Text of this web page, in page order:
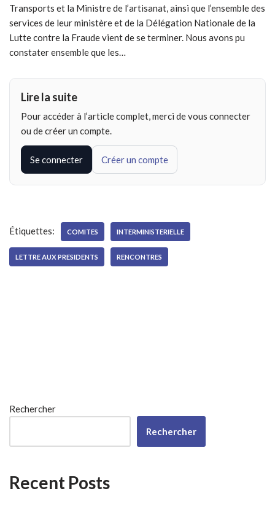
Transports et la Ministre de l’artisanat, ainsi que l’ensemble des
services de leur ministère et de la Délégation Nationale de la
Lutte contre la Fraude vient de se terminer. Nous avons pu
constater ensemble que les…
Lire la suite
Pour accéder à l’article complet, merci de vous connecter
ou de créer un compte.
Se connecter Créer un compte
Étiquettes: COMITES INTERMINISTERIELLE
LETTRE AUX PRESIDENTS RENCONTRES
Rechercher
Rechercher
Recent Posts